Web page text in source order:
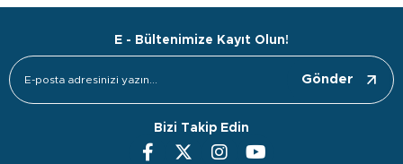
E - Bültenimize Kayıt Olun!
Gönder
Bizi Takip Edin